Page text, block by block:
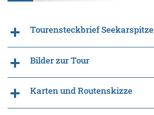
Tourensteckbrief Seekarspitze
Bilder zur Tour
Karten und Routenskizze